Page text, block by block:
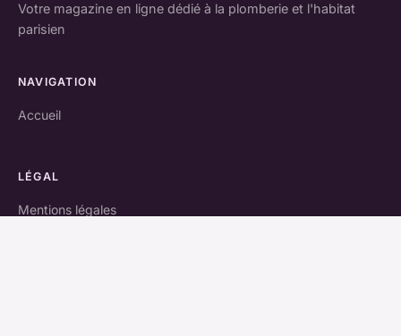
Votre magazine en ligne dédié à la plomberie et l'habitat
parisien
NAVIGATION
Accueil
LÉGAL
Mentions légales